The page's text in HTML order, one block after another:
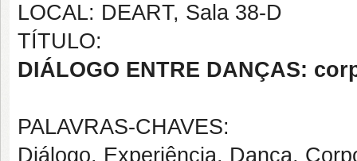
LOCAL: DEART, Sala 38-D
TÍTULO:
DIÁLOGO ENTRE DANÇAS:
PALAVRAS-CHAVES:
Diálogo, Experiência, Dança,